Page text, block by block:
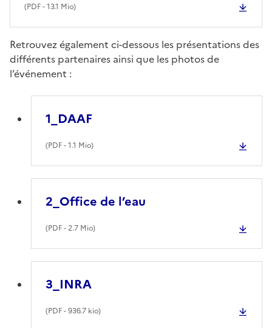
(PDF- 13.1 Mio)
Retrouvez également ci-dessous les présentations des
différents partenaires ainsi que les photos de
l’événement :
1_DAAF
(PDF- 1.1 Mio)
2_Office de l’eau
(PDF- 2.7 Mio)
3_INRA
(PDF- 936.7 kio)